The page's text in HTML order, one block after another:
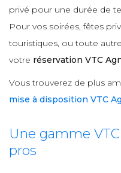
privé pour une durée de
Pour vos soirées, fêtes
touristiques, ou toute
votre réservation VTC
Vous trouverez de plus
mise à disposition VTC
Une gamme
pros